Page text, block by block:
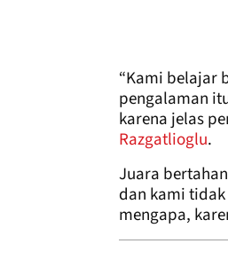
“Kami belajar
pengalaman
karena jelas
Razgatlioglu.
Juara
dan kami
mengapa,